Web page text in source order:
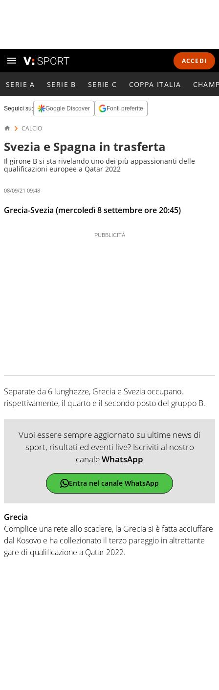
ACCEDI
SERIE A SERIE B SERIE C COPPA ITALIA
Seguici su: Google Discover Fonti preferite
CALCIO
Svezia e Spagna in trasferta
Il girone B si sta rivelando uno dei più appassionanti delle
qualificazioni europee a Qatar 2022
08/09/21 09:48
Grecia-Svezia (mercoledì 8 settembre ore 20:45)
Separate da 6 lunghezze, Grecia e Svezia occupano,
rispettivamente, il quarto e il secondo posto del gruppo B.
Vuoi essere sempre aggiornato su ultime news di
sport, risultati ed eventi live? Iscriviti al nostro
canaleWhatsApp
Entra nel canale WhatsApp
Grecia
Complice una rete allo scadere, la Grecia si è fatta acciuffare
dal Kosovo e ha collezionato il terzo pareggio in altrettante
gare di qualificazione a Qatar 2022.